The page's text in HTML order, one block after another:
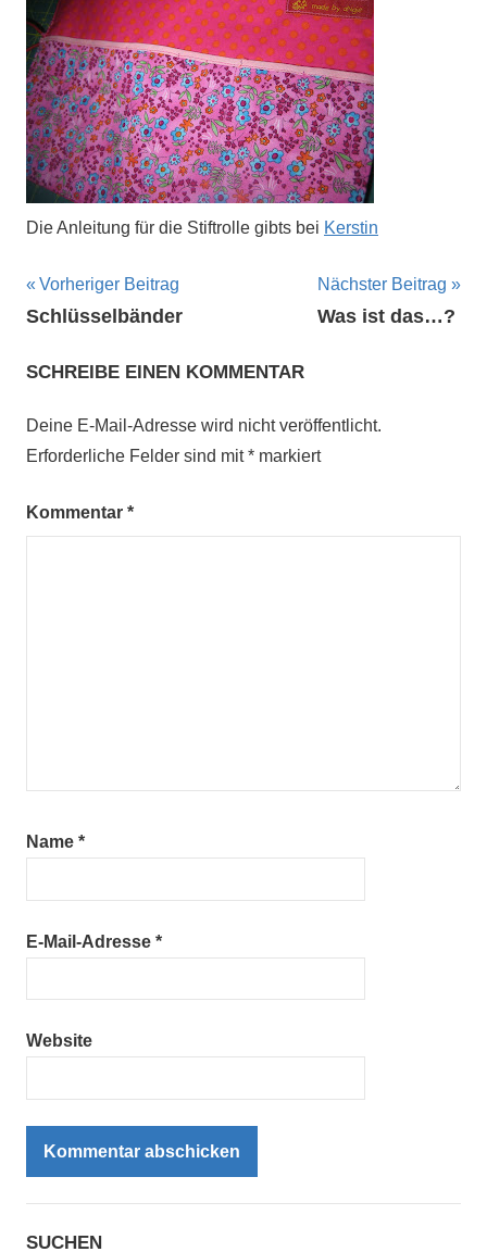
Die Anleitung für die Stiftrolle gibts bei Kerstin
Beitragsnavigation
Vorheriger Beitrag
Schlüsselbänder
Nächster Beitrag
Was ist das…?
SCHREIBE EINEN KOMMENTAR
Deine E-Mail-Adresse wird nicht veröffentlicht.
Erforderliche Felder sind mit* markiert
Kommentar *
Name *
E-Mail-Adresse *
Website
SUCHEN